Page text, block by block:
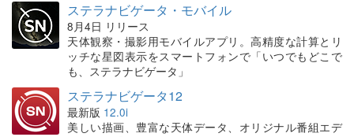
ステラナビゲータ・モバイル
8月4日 リリース
天体観察・撮影用モバイルアプリ。高精度な計算とリ
ッチな星図表示をスマートフォンで「いつでもどこで
も、ステラナビゲータ」
ステラナビゲータ12
最新版 12.0i
美しい描画、豊富な天体データ、オリジナル番組エデ